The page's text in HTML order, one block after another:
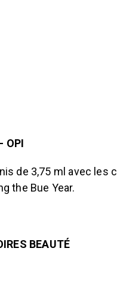
OPI
de 3,75 ml avec les
the Bue Year.
BEAUTÉ